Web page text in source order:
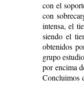
con el
con
intensa, el
siendo el
obtenidos
grupo
por encima
Concluimos